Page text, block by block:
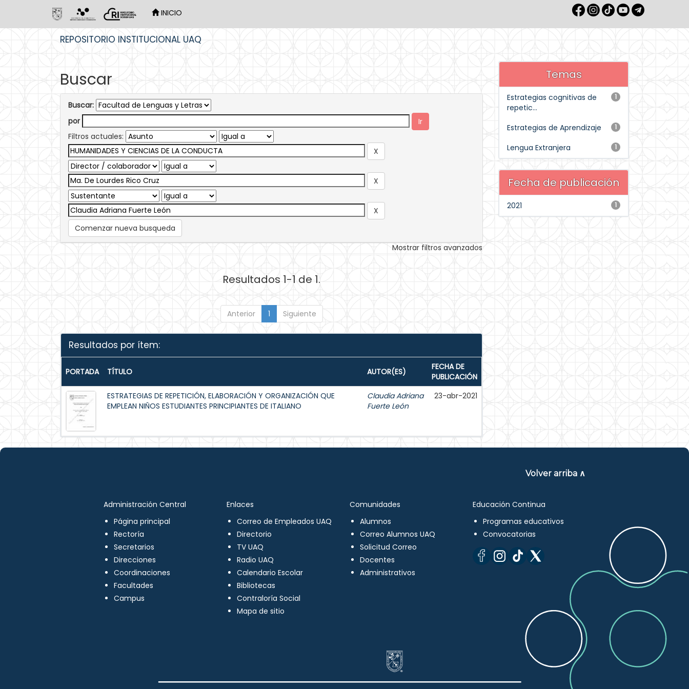
INICIO
REPOSITORIO INSTITUCIONAL UAQ
Buscar
Buscar:
por
Filtros actuales:
Comenzar nueva busqueda
Mostrar filtros avanzados
Resultados 1-1 de 1.
Anterior 1 Siguiente
Resultados por ítem:
PORTADA TÍTULO AUTOR(ES)
FECHA DE
PUBLICACIÓN
ESTRATEGIAS DE REPETICIÓN, ELABORACIÓN Y ORGANIZACIÓN QUE
EMPLEAN NIÑOS ESTUDIANTES PRINCIPIANTES DE ITALIANO
Claudia Adriana
Fuerte León
23-abr-2021
Temas
1
Estrategias cognitivas de
repetic...
1
Estrategias de Aprendizaje
1
Lengua Extranjera
Fecha de publicación
1
2021
Volver arriba ∧
Administración Central
Página principal
Rectoría
Secretarios
Direcciones
Coordinaciones
Facultades
Campus
Enlaces
Correo de Empleados UAQ
Directorio
TV UAQ
Radio UAQ
Calendario Escolar
Bibliotecas
Contraloría Social
Mapa de sitio
Comunidades
Alumnos
Correo Alumnos UAQ
Solicitud Correo
Docentes
Administrativos
Educación Continua
Programas educativos
Convocatorias